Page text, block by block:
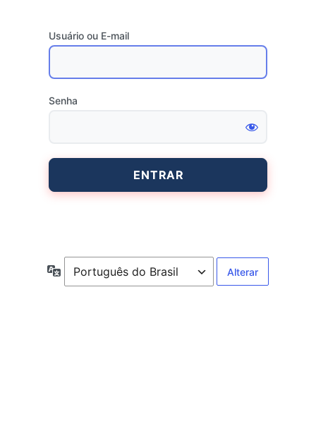
Usuário ou E-mail
Senha
Idioma